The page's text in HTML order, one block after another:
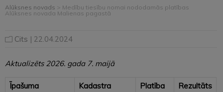
Alūksnes novads > Medību tiesību nomai nododamās platības
Alūksnes novada Malienas pagastā
Cits | 22.04.2024
Aktualizēts 2026. gada 7. maijā
Īpašuma
Kadastra
Platība
Rezultāts